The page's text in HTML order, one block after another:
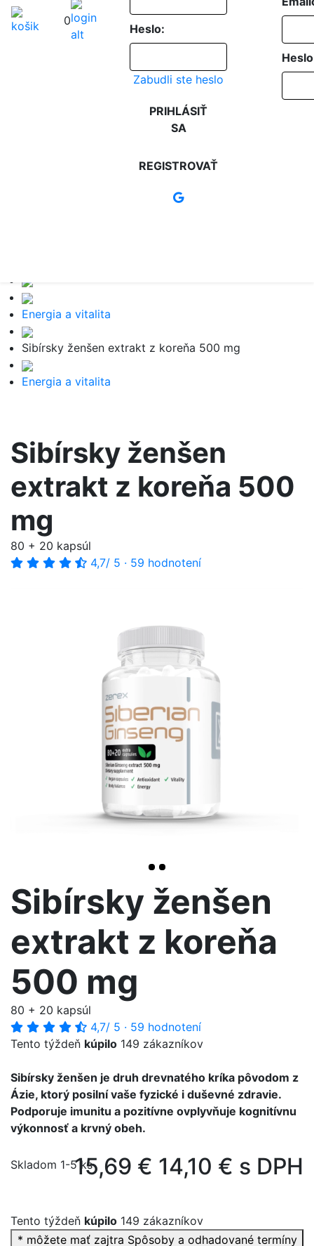
0
Heslo:
Zabudli ste heslo
PRIHLÁSIŤ
SA
REGISTROVAŤ
Energia a vitalita
Sibírsky ženšen extrakt z koreňa 500 mg
Energia a vitalita
Sibírsky ženšen
extrakt z koreňa 500
mg
80 + 20 kapsúl
4,7/ 5 · 59 hodnotení
Sibírsky ženšen
extrakt z koreňa
500 mg
80 + 20 kapsúl
4,7/ 5 · 59 hodnotení
Tento týždeň kúpilo 149 zákazníkov
Sibírsky ženšen je druh drevnatého kríka pôvodom z
Ázie, ktorý posilní vaše fyzické i duševné zdravie.
Podporuje imunitu a pozitívne ovplyvňuje kognitívnu
výkonnosť a krvný obeh.
Skladom 1-5 ks15,69 € 14,10 € s DPH
Tento týždeň kúpilo 149 zákazníkov
* môžete mať zajtra Spôsoby a odhadované termíny